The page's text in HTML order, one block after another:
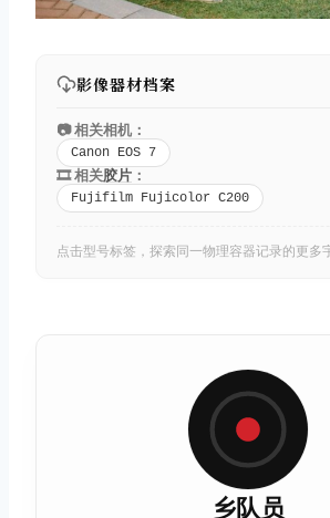
影像器材档案
📷 相关相机：
Canon EOS 7
🎞️ 相关胶片 ：
Fujifilm Fujicolor C200
点击型号标签，探索同一物理容器记录的更多
乡队员